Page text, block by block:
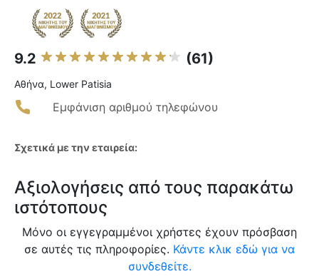
9.2 (61)
Αθήνα, Lower Patisia
Εμφάνιση αριθμού τηλεφώνου
Σχετικά με την εταιρεία:
Αξιολογήσεις από τους παρακάτω
ιστότοπους
Μόνο οι εγγεγραμμένοι χρήστες έχουν πρόσβαση
σε αυτές τις πληροφορίες. Κάντε κλικ εδώ για να
συνδεθείτε.